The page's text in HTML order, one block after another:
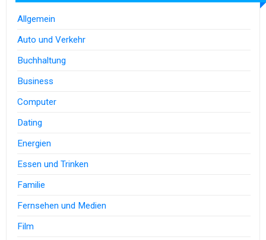
Allgemein
Auto und Verkehr
Buchhaltung
Business
Computer
Dating
Energien
Essen und Trinken
Familie
Fernsehen und Medien
Film